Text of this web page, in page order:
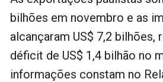
bilhões em novembro e as
alcançaram US$ 7,2 bilhões,
déficit de US$ 1,4 bilhão no
informações constam no